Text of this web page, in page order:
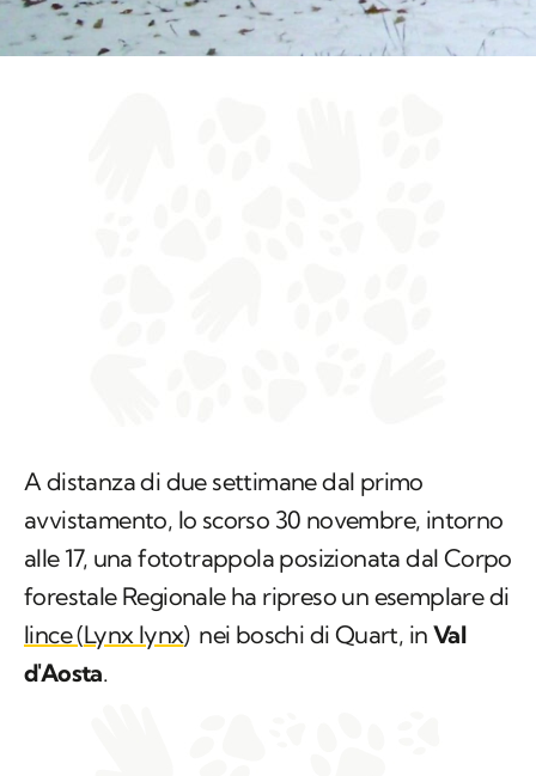
A distanza di due settimane dal primo
avvistamento, lo scorso 30 novembre, intorno
alle 17, una fototrappola posizionata dal Corpo
forestale Regionale ha ripreso un esemplare di
lince (Lynx lynx) nei boschi di Quart, in Val
d'Aosta.